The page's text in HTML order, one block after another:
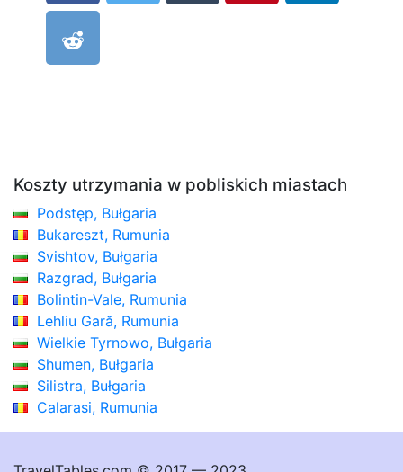
Koszty utrzymania w pobliskich miastach
Podstęp, Bułgaria
Bukareszt, Rumunia
Svishtov, Bułgaria
Razgrad, Bułgaria
Bolintin-Vale, Rumunia
Lehliu Gară, Rumunia
Wielkie Tyrnowo, Bułgaria
Shumen, Bułgaria
Silistra, Bułgaria
Calarasi, Rumunia